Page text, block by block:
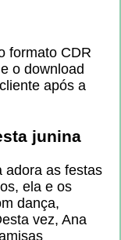
formato CDR
o download
após a
junina
adora as festas
ela e os
dança,
vez, Ana